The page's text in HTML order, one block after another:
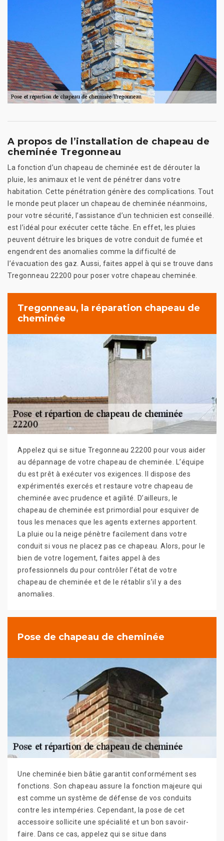
A propos de l’installation de chapeau de
cheminée Tregonneau
La fonction d’un chapeau de cheminée est de dérouter la
pluie, les animaux et le vent de pénétrer dans votre
habitation. Cette pénétration génère des complications. Tout
le monde peut placer un chapeau de cheminée néanmoins,
pour votre sécurité, l’assistance d’un technicien est conseillé.
est l’idéal pour exécuter cette tâche. En effet, les pluies
peuvent détruire les briques de votre conduit de fumée et
engendrent des anomalies comme la difficulté de
l’évacuation des gaz. Aussi, faites appel à qui se trouve dans
Tregonneau 22200 pour poser votre chapeau cheminée.
Tregonneau, la réparation chapeau de
cheminée
Appelez qui se situe Tregonneau 22200 pour vous aider
au dépannage de votre chapeau de cheminée. L’équipe
du est prêt à exécuter vos exigences. Il dispose des
expérimentés exercés et restaure votre chapeau de
cheminée avec prudence et agilité. D’ailleurs, le
chapeau de cheminée est primordial pour esquiver de
tous les menaces que les agents externes apportent.
La pluie ou la neige pénètre facilement dans votre
conduit si vous ne placez pas ce chapeau. Alors, pour le
bien de votre logement, faites appel à des
professionnels du pour contrôler l’état de votre
chapeau de cheminée et de le rétablir s’il y a des
anomalies.
Pose de chapeau de cheminée
Une cheminée bien bâtie garantit conformément ses
fonctions. Son chapeau assure la fonction majeure qui
est comme un système de défense de vos conduits
contre les intempéries. Cependant, la pose de cet
accessoire sollicite une spécialité et un bon savoir-
faire. Dans ce cas, appelez qui se situe dans